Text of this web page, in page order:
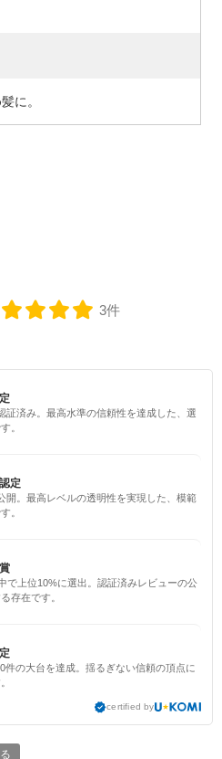
に。
3件
証済み。最高水準の信頼性を達成した、選
。
定
開。最高レベルの透明性を実現した、模範
。
で上位10%に選出。認証済みレビューの公
存在です。
件の大台を達成。揺るぎない信頼の頂点に
certified by